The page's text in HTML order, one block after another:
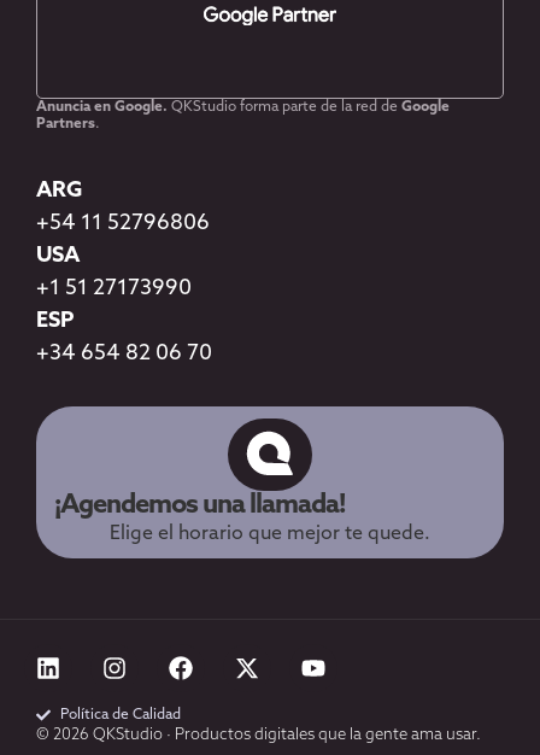
Anuncia en Google. QKStudio forma parte de la red de Google
Partners.
ARG
+54 11 52796806
USA
+1 51 27173990
ESP
+34 654 82 06 70
¡Agendemos una llamada!
Elige el horario que mejor te quede.
© 2026 QKStudio · Productos digitales que la gente ama usar.
Política de Calidad